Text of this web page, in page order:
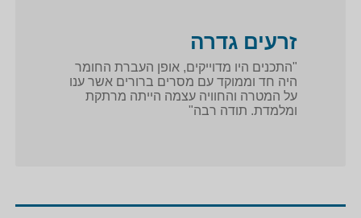
זרעים גדרה
"התכנים היו מדוייקים, אופן העברת החומר
היה חד וממוקד עם מסרים ברורים אשר ענו
על המטרה והחוויה עצמה הייתה מרתקת
ומלמדת. תודה רבה"